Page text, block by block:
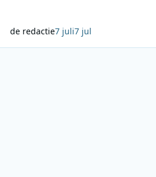
de redactie7 juli7 jul